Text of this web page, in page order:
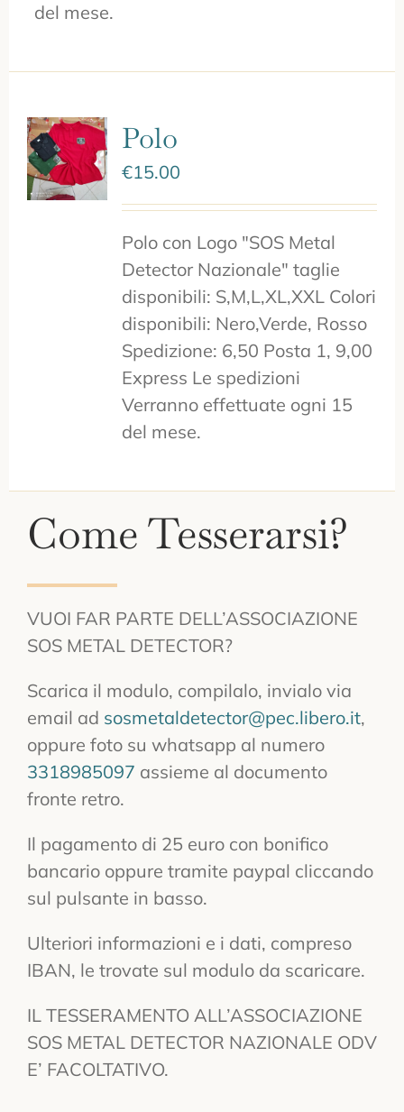
del mese.
Polo
€15.00
Polo con Logo "SOS Metal
Detector Nazionale" taglie
disponibili: S,M,L,XL,XXL Colori
disponibili: Nero,Verde, Rosso
Spedizione: 6,50 Posta 1, 9,00
Express Le spedizioni
Verranno effettuate ogni 15
del mese.
Come Tesserarsi?
VUOI FAR PARTE DELL’ASSOCIAZIONE
SOS METAL DETECTOR?
Scarica il modulo, compilalo, invialo via
email ad sosmetaldetector@pec.libero.it,
oppure foto su whatsapp al numero
3318985097 assieme al documento
fronte retro.
Il pagamento di 25 euro con bonifico
bancario oppure tramite paypal cliccando
sul pulsante in basso.
Ulteriori informazioni e i dati, compreso
IBAN, le trovate sul modulo da scaricare.
IL TESSERAMENTO ALL’ASSOCIAZIONE
SOS METAL DETECTOR NAZIONALE ODV
E’ FACOLTATIVO.